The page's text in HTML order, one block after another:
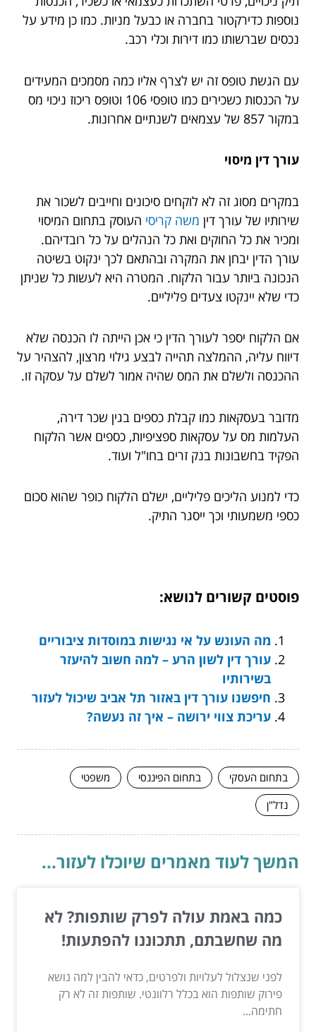
נוספות כדירקטור בחברה או כבעל מניות. כמו כן מידע על
נכסים שברשותו כמו דירות וכלי רכב.
עם הגשת טופס זה יש לצרף אליו כמה מסמכים המעידים
על הכנסות כשכירים כמו טופסי 106 וטופס ריכוז ניכוי מס
במקור 857 של עצמאים לשנתיים אחרונות.
עורך דין מיסוי
במקרים מסוג זה לא לוקחים סיכונים וחייבים לשכור את
שירותיו של עורך דין משה קריסי העוסק בתחום המיסוי
ומכיר את כל החוקים ואת כל הנהלים על כל רובדיהם.
עורך הדין יבחן את המקרה ובהתאם לכך ינקוט בשיטה
הנכונה ביותר עבור הלקוח. המטרה היא לעשות כל שניתן
כדי שלא יינקטו צעדים פליליים.
אם הלקוח יספר לעורך הדין כי אכן הייתה לו הכנסה שלא
דיווח עליה, ההמלצה תהייה לבצע גילוי מרצון, להצהיר על
ההכנסה ולשלם את המס שהיה אמור לשלם על עסקה זו.
מדובר בעסקאות כמו קבלת כספים בגין שכר דירה,
העלמות מס על עסקאות ספציפיות, כספים אשר הלקוח
הפקיד בחשבונות בנק זרים בחו"ל ועוד.
כדי למנוע הליכים פליליים, ישלם הלקוח כופר שהוא סכום
כספי משמעותי וכך ייסגר התיק.
פוסטים קשורים לנושא:
מה העונש על אי נגישות במוסדות ציבוריים
עורך דין לשון הרע – למה חשוב להיעזר
בשירותיו
חיפשנו עורך דין באזור תל אביב שיכול לעזור
עריכת צווי ירושה – איך זה נעשה?
בתחום העסקי בתחום הפיננסי
משפטי
נדל"ן
המשך לעוד מאמרים שיוכלו לעזור...
כמה באמת עולה לפרק שותפות? לא
מה שחשבתם, תתכוננו להפתעות!
לפני שנצלול לעלויות ולפרטים, כדאי להבין למה נושא
פירוק שותפות הוא בכלל רלוונטי. שותפות זה לא רק
חתימה...